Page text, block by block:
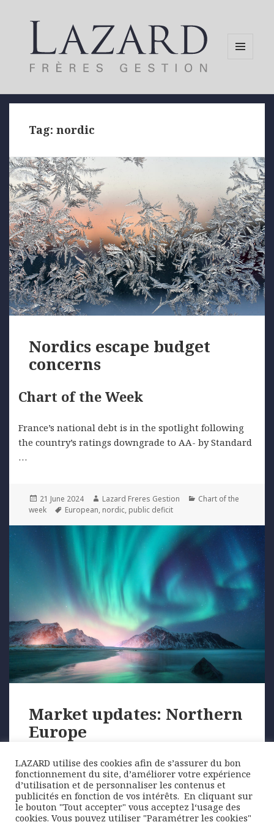
Tag:nordic
Nordics escape budget
concerns
Chart of the Week
France’s national debt is in the spotlight following
the country’s ratings downgrade to AA- by Standard
…
Posted
on
21 June 2024 Author
Lazard Freres Gestion Categories
Chart of the
week
Tags
European, nordic, public deficit
Market updates: Northern
Europe
In 2020, Nordic equity markets (Norway, Sweden,
Finland, Denmark) put in a stronger performance
than those elsewhere in Europe. The …
LAZARD utilise des cookies afin de s’assurer du bon
fonctionnement du site, d’améliorer votre expérience
d’utilisation et de personnaliser les contenus et
publicités en fonction de vos intérêts. ​ En cliquant sur
le bouton "Tout accepter" vous acceptez l‘usage des
cookies. Vous pouvez utiliser "Paramétrer les cookies"